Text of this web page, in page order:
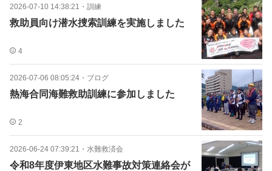
2026-07-10 14:38:21 ・ 訓練
救助員向け潜水捜索訓練を実施しました
4
2026-07-06 08:05:24 ・ ブログ
熱海合同海難救助訓練に参加しました
2
2026-06-24 07:39:21 ・ 水難救済会
令和8年度伊東地区水難事故対策連絡会が